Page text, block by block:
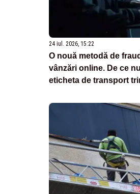
24 iul. 2026, 15:22
O nouă metodă de
vânzări online. De ce
eticheta de transport